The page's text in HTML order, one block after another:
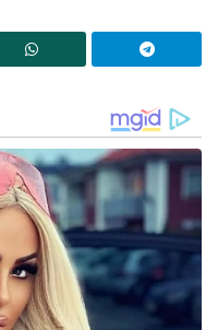
കഴിയില്ലെന്നും
കള്ളക്കേസിൽ
വേണ്ട, പിന്നിൽ
ആഞ്ഞടിച്ച്
വ്യാപാരികൾക്കും ഒരു
ഈടാക്കില്ല
വ്യക്തത വരുത്തി